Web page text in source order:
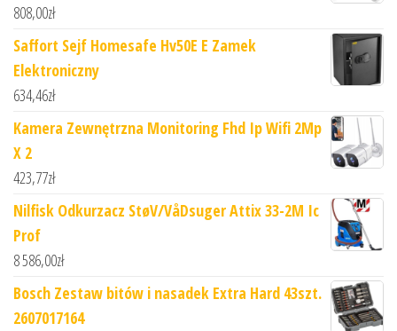
808,00zł
Saffort Sejf Homesafe Hv50E E Zamek
Elektroniczny
634,46zł
Kamera Zewnętrzna Monitoring Fhd Ip Wifi 2Mp
X 2
423,77zł
Nilfisk Odkurzacz StøV/VåDsuger Attix 33-2M Ic
Prof
8 586,00zł
Bosch Zestaw bitów i nasadek Extra Hard 43szt.
2607017164